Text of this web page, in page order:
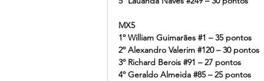
MX5
1º William Guimarães #1 – 35 pontos
2º Alexandro Valerim #120 – 30 pontos
3º Richard Berois #91 – 27 pontos
4º Geraldo Almeida #85 – 25 pontos